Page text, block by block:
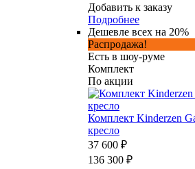
Добавить к заказу
Подробнее
Дешевле всех на 20%
Распродажа!
Есть в шоу-руме
Комплект
По акции
Комплект Kinderzen
кресло
37 600 ₽
136 300 ₽